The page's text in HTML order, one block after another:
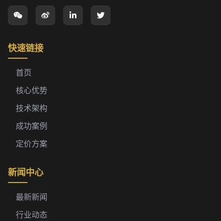
快速链接
首页
核心优势
技术架构
成功案例
定价方案
新闻中心
最新新闻
行业动态